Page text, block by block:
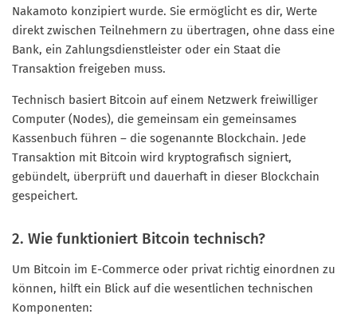
Nakamoto konzipiert wurde. Sie ermöglicht es dir, Werte
direkt zwischen Teilnehmern zu übertragen, ohne dass eine
Bank, ein Zahlungsdienstleister oder ein Staat die
Transaktion freigeben muss.
Technisch basiert Bitcoin auf einem Netzwerk freiwilliger
Computer (Nodes), die gemeinsam ein gemeinsames
Kassenbuch führen – die sogenannte Blockchain. Jede
Transaktion mit Bitcoin wird kryptografisch signiert,
gebündelt, überprüft und dauerhaft in dieser Blockchain
gespeichert.
2. Wie funktioniert Bitcoin technisch?
Um Bitcoin im E-Commerce oder privat richtig einordnen zu
können, hilft ein Blick auf die wesentlichen technischen
Komponenten: